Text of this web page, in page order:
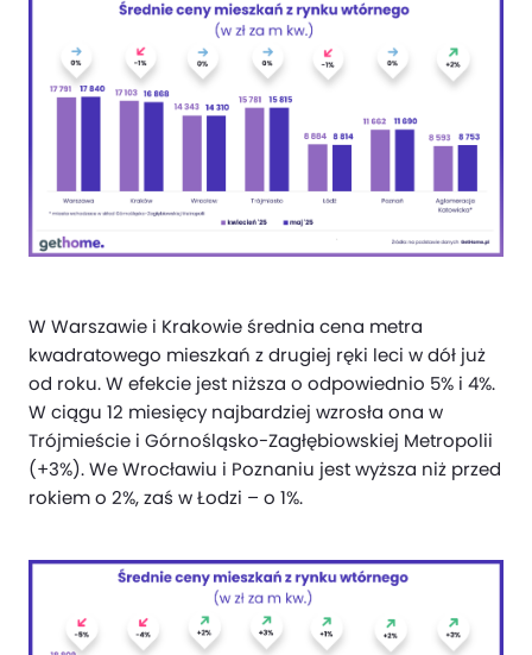
W Warszawie i Krakowie średnia cena metra
kwadratowego mieszkań z drugiej ręki leci w dół już
od roku. W efekcie jest niższa o odpowiednio 5% i 4%.
W ciągu 12 miesięcy najbardziej wzrosła ona w
Trójmieście i Górnośląsko-Zagłębiowskiej Metropolii
(+3%). We Wrocławiu i Poznaniu jest wyższa niż przed
rokiem o 2%, zaś w Łodzi – o 1%.